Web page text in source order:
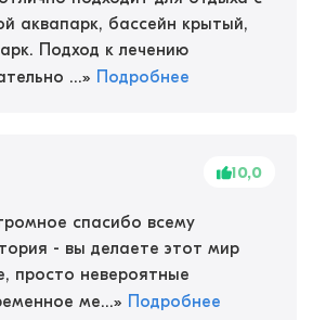
аквапарк, бассейн крытый,
Подход к лечению
...» Подробнее
10,0
спасибо всему
- вы делаете этот мир
просто невероятные
ме...» Подробнее